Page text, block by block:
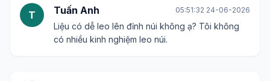
T Tuấn Anh 05:51:32 24-06-2026
Liệu có dễ leo lên đỉnh núi không ạ? Tôi không
có nhiều kinh nghiệm leo núi.